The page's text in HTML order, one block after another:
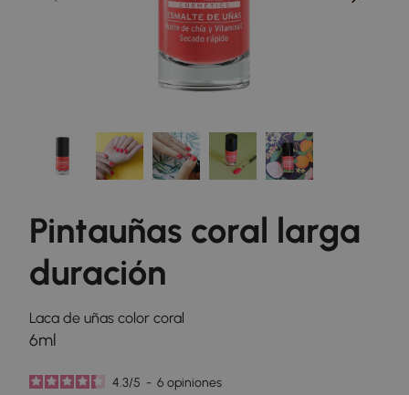
Pintauñas coral larga
duración
Laca de uñas color coral
6ml
4.3/5 - 6opiniones